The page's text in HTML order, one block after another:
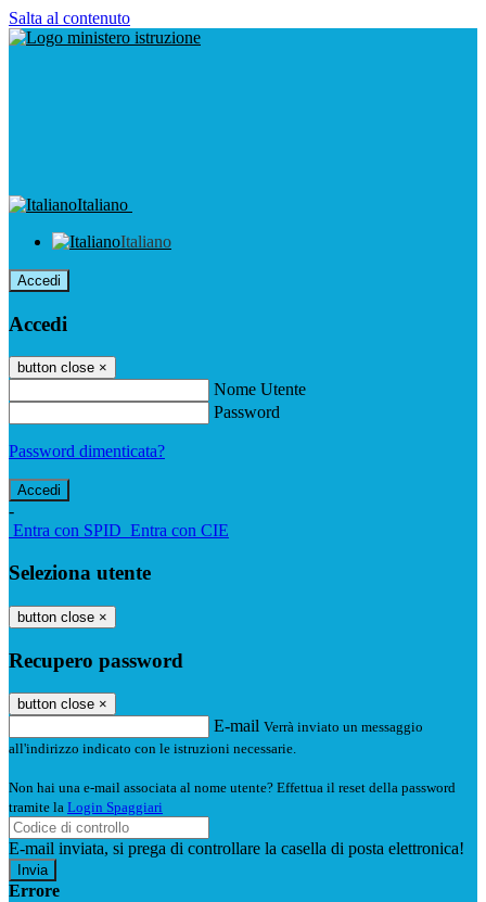
Salta al contenuto
Italiano
Italiano
Accedi
Accedi
button close ×
Nome Utente
Password
Password dimenticata?
-
Entra con SPID Entra con CIE
Seleziona utente
button close ×
Recupero password
button close ×
E-mail Verrà inviato un messaggio
all'indirizzo indicato con le istruzioni necessarie.
Non hai una e-mail associata al nome utente? Effettua il reset della password
tramite la Login Spaggiari
E-mail inviata, si prega di controllare la casella di posta elettronica!
Errore